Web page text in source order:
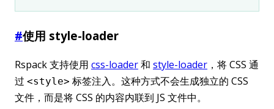
#使用 style-loader
Rspack 支持使用 css-loader和 style-loader ，将 CSS 通
过 <style> 标签注入。这种方式不会生成独立的 CSS
文件，而是将 CSS 的内容内联到 JS 文件中。